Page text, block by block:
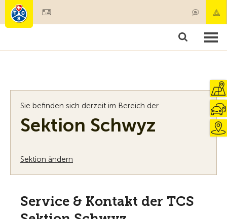
Mitgliedschaft & Leistungen
Sie befinden sich derzeit im Bereich der
Sektion Schwyz
Sektion ändern
Service & Kontakt der TCS